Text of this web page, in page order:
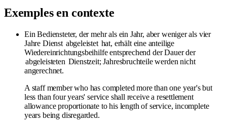
Exemples en contexte
Ein Bediensteter, der mehr als ein Jahr, aber weniger als vier
Jahre Dienst abgeleistet hat, erhält eine anteilige
Wiedereinrichtungsbeihilfe entsprechend der Dauer der
abgeleisteten Dienstzeit; Jahresbruchteile werden nicht
angerechnet.
A staff member who has completed more than one year's but
less than four years' service shall receive a resettlement
allowance proportionate to his length of service, incomplete
years being disregarded.